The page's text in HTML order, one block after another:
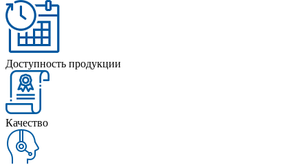
Доступность продукции
Качество